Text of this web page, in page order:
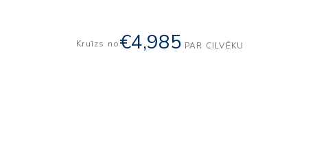
Kruīzs no€4,985 PAR CILVĒKU